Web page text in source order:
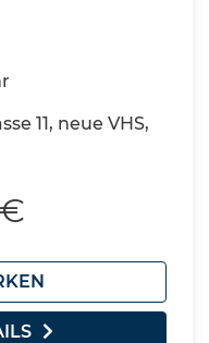
11, neue VHS,